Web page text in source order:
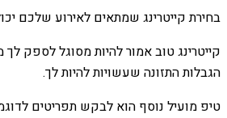
בחירת קייטרינג שמתאים לאירוע שלכם
קייטרינג טוב אמור להיות מסוגל לספק
הגבלות התזונה שעשויות להיות לך.
טיפ מועיל נוסף הוא לבקש תפריטים